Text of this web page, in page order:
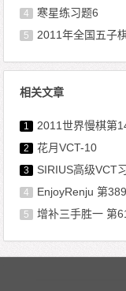
4 寒星练习题6
5 2011年全国五子
相关文章
1 2011世界慢棋第
2 花月VCT-10
3 SIRIUS高级VCT
4 EnjoyRenju 第
5 增补三手胜一 第
文章导航